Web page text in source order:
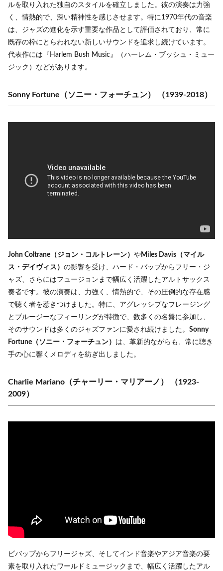
ルを取り入れた独自のスタイルを確立しました。彼の演奏は力強
く、情熱的で、深い精神性を感じさせます。特に1970年代の音楽
は、ジャズの進化を示す重要な作品として評価されており、常に
既存の枠にとらわれない新しいサウンドを追求し続けています。
代表作には『Harlem Bush Music』（ハーレム・ブッシュ・ミュー
ジック）などがあります。
Sonny Fortune（ソニー・フォーチュン） （1939-2018）
John Coltrane（ジョン・コルトレーン） やMiles Davis（マイル
ス・デイヴィス） の影響を受け、ハード・バップからフリー・ジ
ャズ、さらにはフュージョンまで幅広く活躍したアルトサックス
奏者です。彼の演奏は、力強く、情熱的で、その圧倒的な存在感
で聴く者を惹きつけました。特に、アグレッシブなフレージング
とブルージーなフィーリングが特徴で、数多くの名盤に参加し、
そのサウンドは多くのジャズファンに愛され続けました。 Sonny
Fortune（ソニー・フォーチュン） は、革新的ながらも、常に聴き
手の心に響くメロディを紡ぎ出しました。
Charlie Mariano（チャーリー・マリアーノ）
（1923-
2009）
ビバップからフリージャズ、そしてインド音楽やアジア音楽の要
素を取り入れたワールドミュージックまで、幅広く活躍したアル